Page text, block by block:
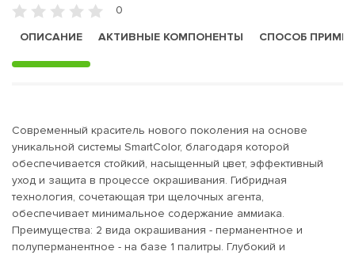
0
ОПИСАНИЕ
АКТИВНЫЕ КОМПОНЕНТЫ СПОСОБ
Современный краситель нового поколения на основе
уникальной системы SmartColor, благодаря которой
обеспечивается стойкий, насыщенный цвет, эффективный
уход и защита в процессе окрашивания. Гибридная
технология, сочетающая три щелочных агента,
обеспечивает минимальное содержание аммиака.
Преимущества: 2 вида окрашивания - перманентное и
полуперманентное - на базе 1 палитры. Глубокий и